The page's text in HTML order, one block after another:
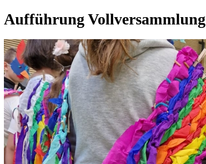
Aufführung Vollversammlung